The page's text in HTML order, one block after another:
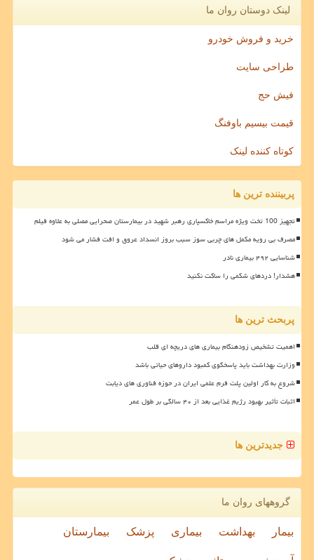
لینک دوستان روان ما
خرید و فروش خودرو
طراحی سایت
فیش حج
قیمت بیسیم باوفنگ
کوتاه کننده لینک
پربیننده ترین ها
تجهیز 100 تخت ویژه مراسم خاکسپاری رهبر شهید در بیمارستان صحرایی مصلی به علاوه فیلم
مصرف بی رویه مکمل های چربی سوز سبب بروز انسداد عروق و افت فشار می شود
شناسایی ۴۹۲ بیماری نادر
هشدار! دردهای شکمی را ساکت نکنید
پربحث ترین ها
اهمیت تشخیص زودهنگام بیماری های دریچه ای قلب
وزارت بهداشت باید پاسخگوی کمبود داروهای حیاتی باشد
شروع به کار اولین پلت فرم علمی ایران در حوزه فناوری های دیابت
اثبات تأثیر بهبود رژیم غذایی بعد از ۴۰ سالگی بر طول عمر
جدیدترین ها
گروههای روان ما
بیمار بهداشت بیماری پزشک بیمارستان